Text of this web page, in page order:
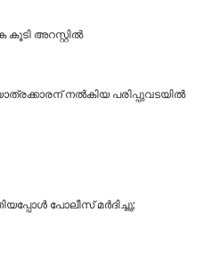
അറസ്റ്റില്‍
നല്‍കിയ പരിപ്പുവടയില്‍
പോലീസ് മർദിച്ചു;